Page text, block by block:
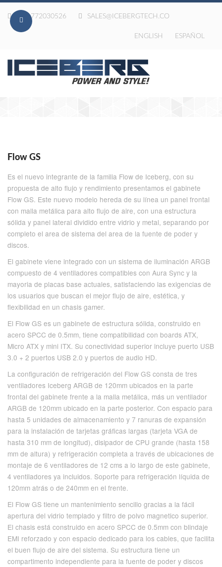
020-772030526 SALES@ICEBERGTECH.CO
ENGLISH ESPAÑOL
Flow GS
Es el nuevo integrante de la familia Flow de Iceberg, con su
propuesta de alto flujo y rendimiento presentamos el gabinete
Flow GS. Este nuevo modelo hereda de su línea un panel frontal
con malla metálica para alto flujo de aire, con una estructura
sólida y panel lateral dividido entre vidrio y metal, separando por
completo el area de sistema del area de la fuente de poder y
discos.
El gabinete viene integrado con un sistema de iluminación ARGB
compuesto de 4 ventiladores compatibles con Aura Sync y la
mayoria de placas base actuales, satisfaciendo las exigencias de
los usuarios que buscan el mejor flujo de aire, estética, y
flexibilidad en un chasis gamer.
El Flow GS es un gabinete de estructura sólida, construido en
acero SPCC de 0.5mm, tiene compatibilidad con boards ATX,
Micro ATX y mini ITX. Su conectividad superior incluye puerto USB
3.0 + 2 puertos USB 2.0 y puertos de audio HD.
La configuración de refrigeración del Flow GS consta de tres
ventiladores Iceberg ARGB de 120mm ubicados en la parte
frontal del gabinete frente a la malla metálica, más un ventilador
ARGB de 120mm ubicado en la parte posterior. Con espacio para
hasta 5 unidades de almacenamiento y 7 ranuras de expansión
para la instalación de tarjetas gráficas largas (tarjeta VGA de
hasta 310 mm de longitud), disipador de CPU grande (hasta 158
mm de altura) y refrigeración completa a través de ubicaciones de
montaje de 6 ventiladores de 12 cms a lo largo de este gabinete,
4 ventiladores ya incluidos. Soporte para refrigeración líquida de
120mm atrás o de 240mm en el frente.
El Flow GS tiene un mantenimiento sencillo gracias a la fácil
apertura del vidrio templado y filtro de polvo magnetico superior.
El chasis está construido en acero SPCC de 0.5mm con blindaje
EMI reforzado y con espacio dedicado para los cables, que facilita
el buen flujo de aire del sistema. Su estructura tiene un
compartimento independiente para la fuente de poder y discos